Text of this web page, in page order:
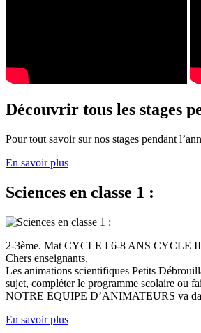
Découvrir tous les stages
Pour tout savoir sur nos stages pendant
En savoir plus
Sciences en classe 1 :
2-3ème. Mat CYCLE I 6-8 ANS CYCLE
Chers enseignants,
Les animations scientifiques Petits
sujet, compléter le programme scolaire ou
NOTRE EQUIPE D’ANIMATEURS va
En savoir plus